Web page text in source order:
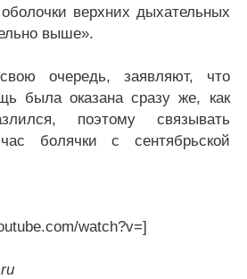
верхних дыхательных
выше».
очередь, заявляют, что
была оказана сразу же, как
поэтому связывать
болячки с сентябрьской
watch?v=]